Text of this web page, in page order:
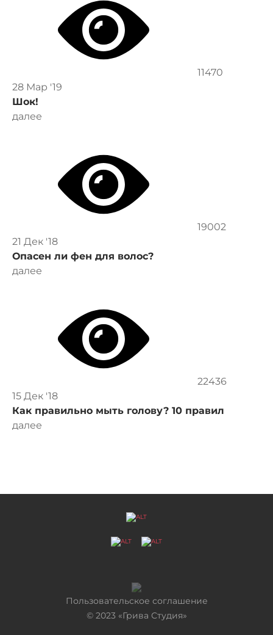
11470
28 Мар '19
Шок!
далее
19002
21 Дек '18
Опасен ли фен для волос?
далее
22436
15 Дек '18
Как правильно мыть голову? 10 правил
далее
Пользовательское соглашение
© 2023 «Грива Студия»